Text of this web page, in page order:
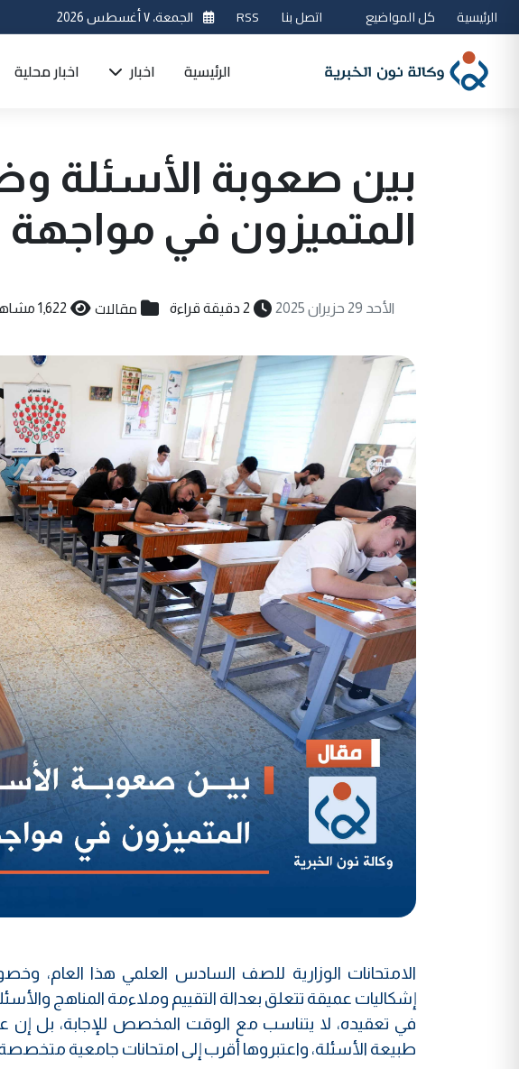
الرئيسية كل المواضيع اتصل بنا RSS الجمعة، ٧ أغسطس 2026
الرئيسية اخبار اخبار محلية
بين صعوبة الأسئلة
المتميزون في مواجهة
الأحد 29 حزيران 2025 2 دقيقة قراءة مقالات 1,622 مشاهدة
الامتحانات الوزارية للصف السادس العلمي هذا العام،
إشكاليات عميقة تتعلق بعدالة التقييم وملاءمة المناهج
في تعقيده، لا يتناسب مع الوقت المخصص للإجابة، بل إن
طبيعة الأسئلة، واعتبروها أقرب إلى امتحانات جامعية